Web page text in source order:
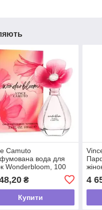
Camuto
вода для
Wonderbloom, 100
₴
Купити
4